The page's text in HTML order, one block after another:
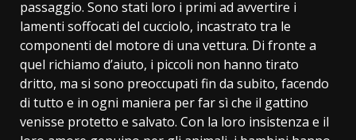
passaggio. Sono stati loro i primi ad avvertire i
lamenti soffocati del cucciolo, incastrato tra le
componenti del motore di una vettura. Di fronte a
quel richiamo d’aiuto, i piccoli non hanno tirato
dritto, ma si sono preoccupati fin da subito, facendo
di tutto e in ogni maniera per far sì che il gattino
venisse protetto e salvato. Con la loro insistenza e il